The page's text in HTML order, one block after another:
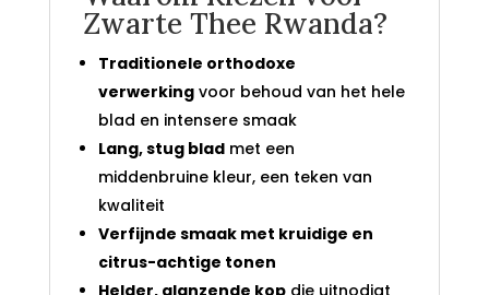
Zwarte Thee Rwanda?
Traditionele orthodoxe
verwerkingvoor behoud van het hele
blad en intensere smaak
Lang, stug bladmet een
middenbruine kleur, een teken van
kwaliteit
Verfijnde smaak met kruidige en
citrus-achtige tonen